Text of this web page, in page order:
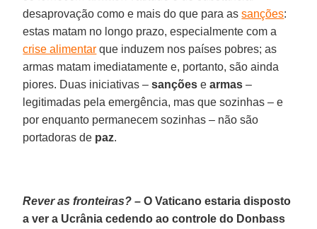
desaprovação como e mais do que para assanções:
estas matam no longo prazo, especialmente com a
crise alimentar que induzem nos países pobres; as
armas matam imediatamente e, portanto, são ainda
piores. Duas iniciativas –sançõese armas –
legitimadas pela emergência, mas que sozinhas – e
por enquanto permanecem sozinhas – não são
portadoras de paz.
Rever as fronteiras? – O Vaticano estaria disposto
a ver a Ucrânia cedendo ao controle do Donbass